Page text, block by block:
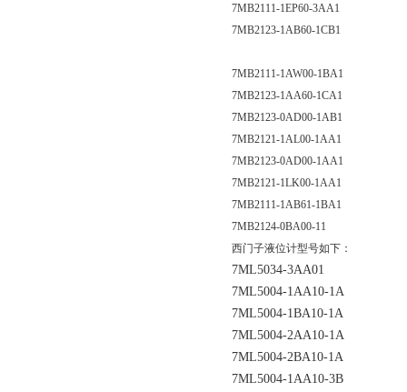
7MB2111-1EP60-3AA1
7MB2123-1AB60-1CB1
7MB2111-1AW00-1BA1
7MB2123-1AA60-1CA1
7MB2123-0AD00-1AB1
7MB2121-1AL00-1AA1
7MB2123-0AD00-1AA1
7MB2121-1LK00-1AA1
7MB2111-1AB61-1BA1
7MB2124-0BA00-11
西门子液位计型号如下：
7ML5034-3AA01
7ML5004-1AA10-1A
7ML5004-1BA10-1A
7ML5004-2AA10-1A
7ML5004-2BA10-1A
7ML5004-1AA10-3B